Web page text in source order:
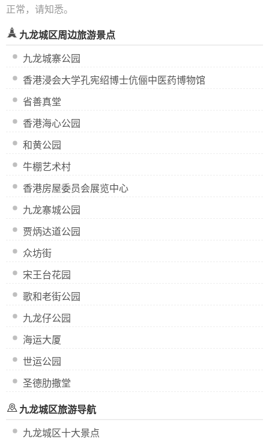
正常，请知悉。
九龙城区周边旅游景点
九龙城寨公园
香港浸会大学孔宪绍博士伉俪中医药博物馆
省善真堂
香港海心公园
和黄公园
牛棚艺术村
香港房屋委员会展览中心
九龙寨城公园
贾炳达道公园
众坊街
宋王台花园
歌和老街公园
九龙仔公园
海运大厦
世运公园
圣德肋撒堂
九龙城区旅游导航
九龙城区十大景点